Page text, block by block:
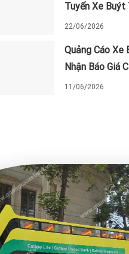
Tuyến Xe
22/06/2026
Quảng Cáo Xe
Nhận Báo Giá
11/06/2026